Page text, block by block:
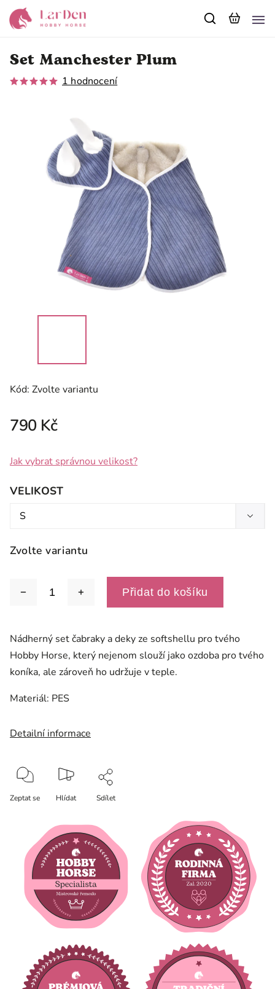
Set Manchester Plum
1 hodnocení
Kód: Zvolte variantu
790 Kč
Zvolte variantu
Jak vybrat správnou velikost?
VELIKOST
Přidat do košíku
Nádherný set čabraky a deky ze softshellu pro tvého
Hobby Horse, který nejenom slouží jako ozdoba pro tvého
koníka, ale zároveň ho udržuje v teple.
Materiál: PES
Detailní informace
Zeptat se Hlídat Sdílet